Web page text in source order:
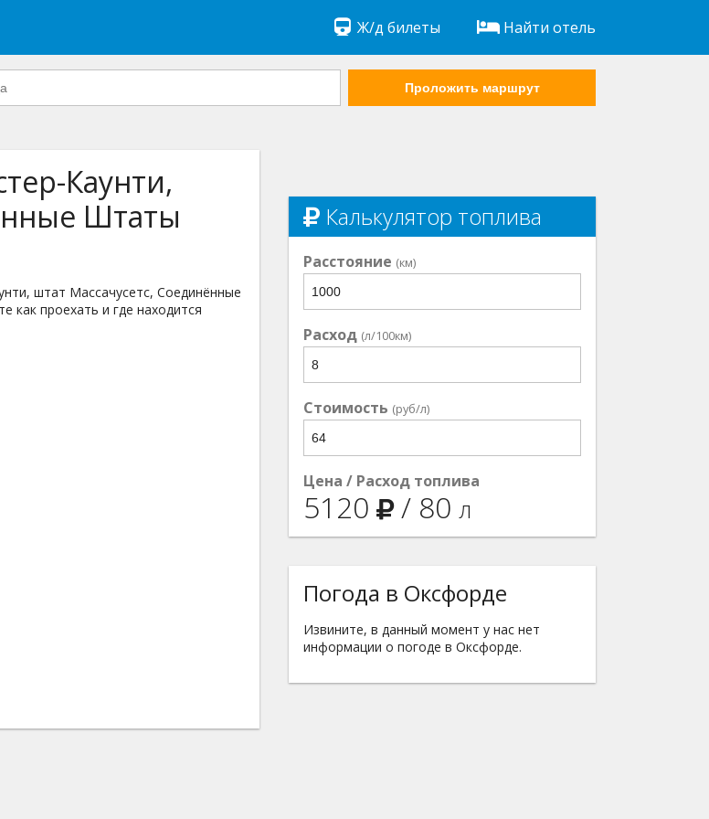
Ж/д билеты Найти отель
Проложить маршрут
Каунти,
Штаты
штат Массачусетс, Соединённые
как проехать и где находится
Калькулятор топлива
Расстояние (км)
Расход (л/100км)
Стоимость (руб/л)
Цена / Расход топлива
5120 / 80 л
Погода в Оксфорде
Извините, в данный момент у нас нет
информации о погоде в Оксфорде.